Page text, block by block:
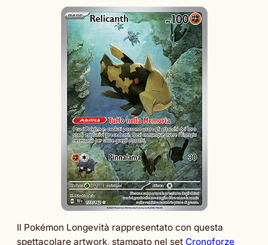
Il Pokémon Longevità rappresentato con questa
spettacolare artwork, stampato nel set Cronoforze